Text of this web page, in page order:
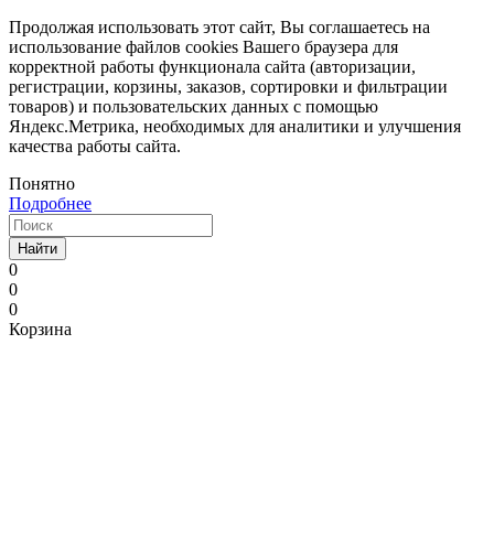
Продолжая использовать этот сайт, Вы соглашаетесь на
использование файлов cookies Вашего браузера для
корректной работы функционала сайта (авторизации,
регистрации, корзины, заказов, сортировки и фильтрации
товаров) и пользовательских данных с помощью
Яндекс.Метрика, необходимых для аналитики и улучшения
качества работы сайта.
Понятно
Подробнее
Найти
0
0
0
Корзина